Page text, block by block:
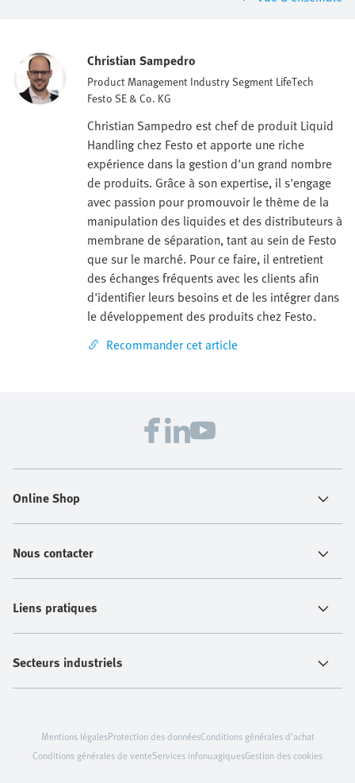
Christian Sampedro
Product Management Industry Segment LifeTech
Festo SE & Co. KG
Christian Sampedro est chef de produit Liquid
Handling chez Festo et apporte une riche
expérience dans la gestion d'un grand nombre
de produits. Grâce à son expertise, il s'engage
avec passion pour promouvoir le thème de la
manipulation des liquides et des distributeurs à
membrane de séparation, tant au sein de Festo
que sur le marché. Pour ce faire, il entretient
des échanges fréquents avec les clients afin
d'identifier leurs besoins et de les intégrer dans
le développement des produits chez Festo.
Recommander cet article
Online Shop
Nous contacter
Liens pratiques
Secteurs industriels
Mentions légalesProtection des donnéesConditions générales d'achat
Conditions générales de venteServices infonuagiquesGestion des cookies